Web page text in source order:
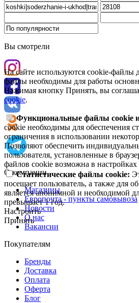
Вы смотрели
На сайте используются cookie-файлы
файлы необходимы для работы
Нажимая кнопку Принять, вы
cookie.
Функциональные файлы cookie
cookie необходимы для обеспечения
ограничения в использовании
Позволяют обеспечить
пользователя, установленные в
файлов cookie возможна в настройках
Статистические файлы cookie:
посещает пользователь, а также
является анонимной и необходимой
превышает 1 год.
Настроить
Принять
О компании
Магазины
Европочта - пункты самовывоза
Новости
О нас
Вакансии
Покупателям
Бренды
Доставка
Оплата
Оферта
Блог